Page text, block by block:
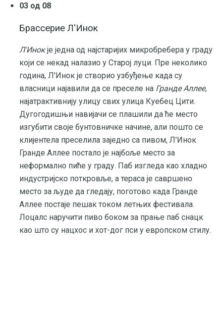
03 од 08
Брассерие Л'Инок
Л'Инокје једна од најстаријих микробребера у граду
који се некад налазио у Старој луци. Пре неколико
година, Л'Инок је створио узбуђење када су
власници најавили да се преселе на Гранде Аллее,
најатрактивнију улицу свих улица Куебец Цити.
Дугогодишњи навијачи се плашили да ће место
изгубити своје бунтовничке начине, али пошто се
клијентела преселила заједно са пивом, Л'Инок
Гранде Аллее постало је најбоље место за
неформално пиће у граду. Паб изгледа као хладно
индустријско поткровље, а тераса је савршено
место за људе да гледају, поготово када Гранде
Аллее постаје пешак током летњих фестивала.
Лоцалс наручити пиво боком за прање паб снацк
као што су нацхос и хот-дог пси у европском стилу.